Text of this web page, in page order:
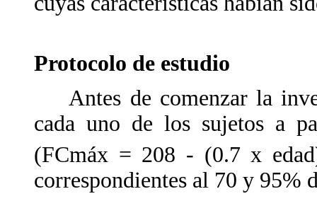
Protocolo de estudio
Antes de comenzar la
cada uno de los sujetos a
(FCmáx = 208 - (0.7 x
correspondientes al 70 y 95%